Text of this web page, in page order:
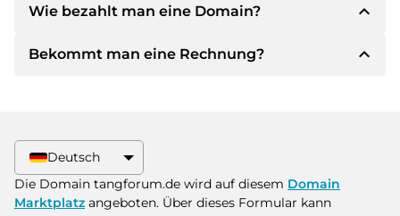
Wie bezahlt man eine Domain? expand_less
Nach einer Einigung wird der Inhaber Ihnen die
Zahlungsmethoden anbieten.
Bitte geben Sie bei der Überweisung immer
den Domainnamen und die
Bekommt man eine Rechnung? expand_less
größeren Kaufpreisen bekommen Sie auf
Wunsch auch einen zusätzlichen Kaufvertrag.
Deutsch
Die Domain tangforum.de wird auf diesem Domain
Marktplatz angeboten. Über dieses Formular kann